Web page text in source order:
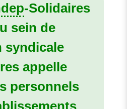
-Solidaires
sein de
syndicale
appelle
personnels